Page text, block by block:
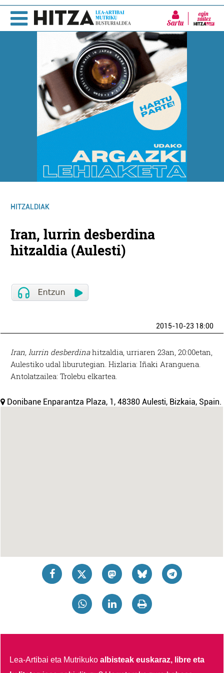
Sartu
HITZALDIAK
Iran, lurrin desberdina
hitzaldia (Aulesti)
2015-10-23 18:00
Iran, lurrin desberdinahitzaldia, urriaren 23an, 20:00etan,
Aulestiko udal liburutegian. Hizlaria: Iñaki Aranguena.
Antolatzailea: Trolebu elkartea.
Donibane Enparantza Plaza, 1, 48380 Aulesti, Bizkaia, Spain.
Lea-Artibai eta Mutrikukoalbisteak euskaraz, libre eta